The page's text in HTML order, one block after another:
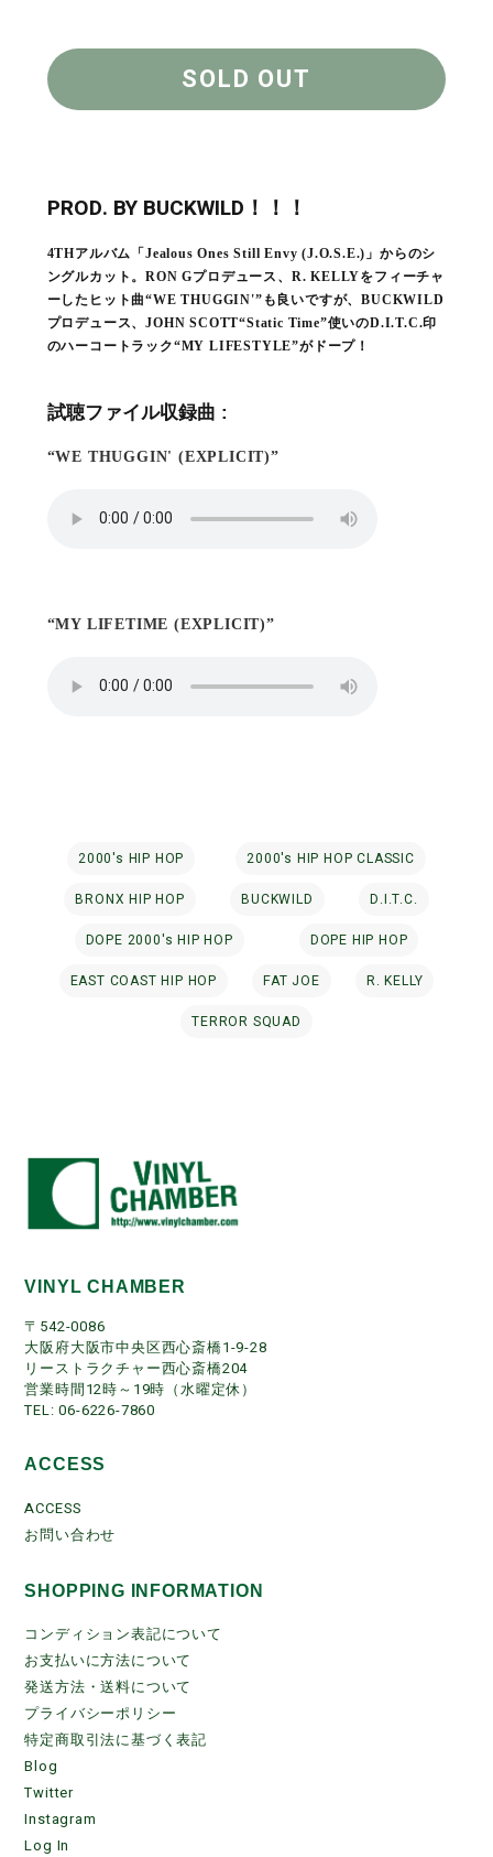
SOLD OUT
PROD. BY BUCKWILD！！！
4THアルバム「Jealous Ones Still Envy (J.O.S.E.)」からのシ
ングルカット。RON Gプロデュース、R. KELLYをフィーチャ
ーしたヒット曲“WE THUGGIN'”も良いですが、BUCKWILD
プロデュース、JOHN SCOTT“Static Time”使いのD.I.T.C.印
のハーコートラック“MY LIFESTYLE”がドープ！
試聴ファイル収録曲 :
“WE THUGGIN' (EXPLICIT)”
“MY LIFETIME (EXPLICIT)”
2000's HIP HOP 2000's HIP HOP CLASSIC
BRONX HIP HOP BUCKWILD D.I.T.C.
DOPE 2000's HIP HOP DOPE HIP HOP
EAST COAST HIP HOP FAT JOE R. KELLY
TERROR SQUAD
VINYL CHAMBER
〒542-0086
大阪府大阪市中央区西心斎橋1-9-28
リーストラクチャー西心斎橋204
営業時間12時～19時（水曜定休）
TEL: 06-6226-7860
ACCESS
ACCESS
お問い合わせ
SHOPPING INFORMATION
コンディション表記について
お支払いに方法について
発送方法・送料について
プライバシーポリシー
特定商取引法に基づく表記
Blog
Twitter
Instagram
Log In